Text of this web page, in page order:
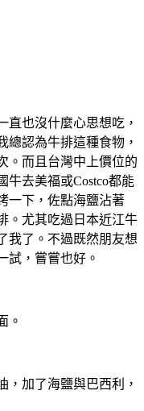
直也沒什麼心思想吃，
總認為牛排這種食物，
。而且台灣中上價位的
牛去美福或Costco都能
一下，佐點海鹽沾著
。尤其吃過日本近江牛
我了。不過既然朋友想
試，嘗嘗也好。
。
，加了海鹽與巴西利，